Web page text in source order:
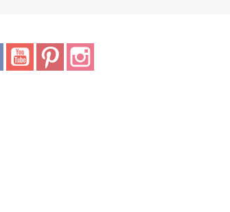
FacebookYouTubePinterest